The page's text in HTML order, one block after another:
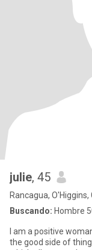
julie, 45
Rancagua, O'Higgins,
Buscando: Hombre
I am a positive
the good side of